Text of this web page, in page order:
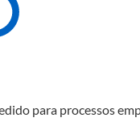
para processos